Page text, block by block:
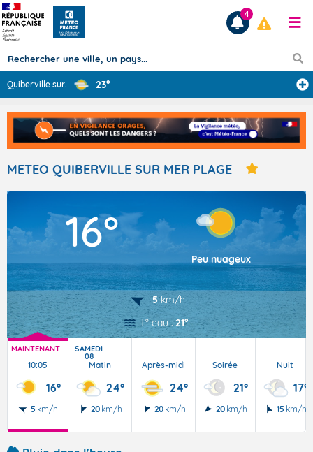
Prévisions
TOUS LES RÉSULTATS
Articles
4
Quiberville sur... 23°
METEO QUIBERVILLE SUR MER PLAGE
16°
Peu nuageux
5 km/h
T° eau :21°
MAINTENANT
10:05
16°
5 km/h
SAMEDI
08
Matin
24°
20 km/h
Après-midi
24°
20 km/h
Soirée
21°
20 km/h
Nuit
17°
15 km/h